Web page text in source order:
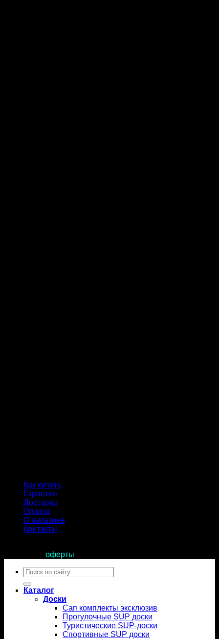
Как купить
Гарантия
Доставка
Оплата
О магазине
Контакты
оферты
Искать:
Каталог
Доски
Сап комплекты эксклюзив
Прогулочные SUP доски
Туристические SUP-доски
Спортивные SUP доски